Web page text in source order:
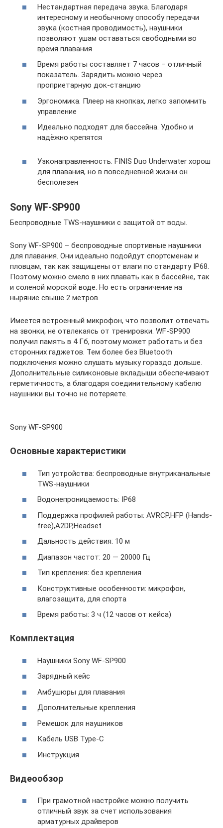
Нестандартная передача звука. Благодаря
интересному и необычному способу передачи
звука (костная проводимость), наушники
позволяют ушам оставаться свободными во
время плавания
Время работы составляет 7 часов – отличный
показатель. Зарядить можно через
проприетарную док-станцию
Эргономика. Плеер на кнопках, легко запомнить
управление
Идеально подходят для бассейна. Удобно и
надёжно крепятся
Узконаправленность. FINIS Duo Underwater хорош
для плавания, но в повседневной жизни он
бесполезен
Sony WF-SP900
Беспроводные TWS-наушники с защитой от воды.
Sony WF-SP900 – беспроводные спортивные наушники
для плавания. Они идеально подойдут спортсменам и
пловцам, так как защищены от влаги по стандарту IP68.
Поэтому можно смело в них плавать как в бассейне, так
и соленой морской воде. Но есть ограничение на
ныряние свыше 2 метров.
Имеется встроенный микрофон, что позволит отвечать
на звонки, не отвлекаясь от тренировки. WF-SP900
получил память в 4 Гб, поэтому может работать и без
сторонних гаджетов. Тем более без Bluetooth
подключения можно слушать музыку гораздо дольше.
Дополнительные силиконовые вкладыши обеспечивают
герметичность, а благодаря соединительному кабелю
наушники вы точно не потеряете.
Sony WF-SP900
Основные характеристики
Тип устройства: беспроводные внутриканальные
TWS-наушники
Водонепроницаемость: IP68
Поддержка профилей работы: AVRCP,HFP (Hands-
free),A2DP,Headset
Дальность действия: 10 м
Диапазон частот: 20 — 20000 Гц
Тип крепления: без крепления
Конструктивные особенности: микрофон,
влагозащита, для спорта
Время работы: 3 ч (12 часов от кейса)
Комплектация
Наушники Sony WF-SP900
Зарядный кейс
Амбушюры для плавания
Дополнительные крепления
Ремешок для наушников
Кабель USB Type-C
Инструкция
Видеообзор
При грамотной настройке можно получить
отличный звук за счет использования
арматурных драйверов